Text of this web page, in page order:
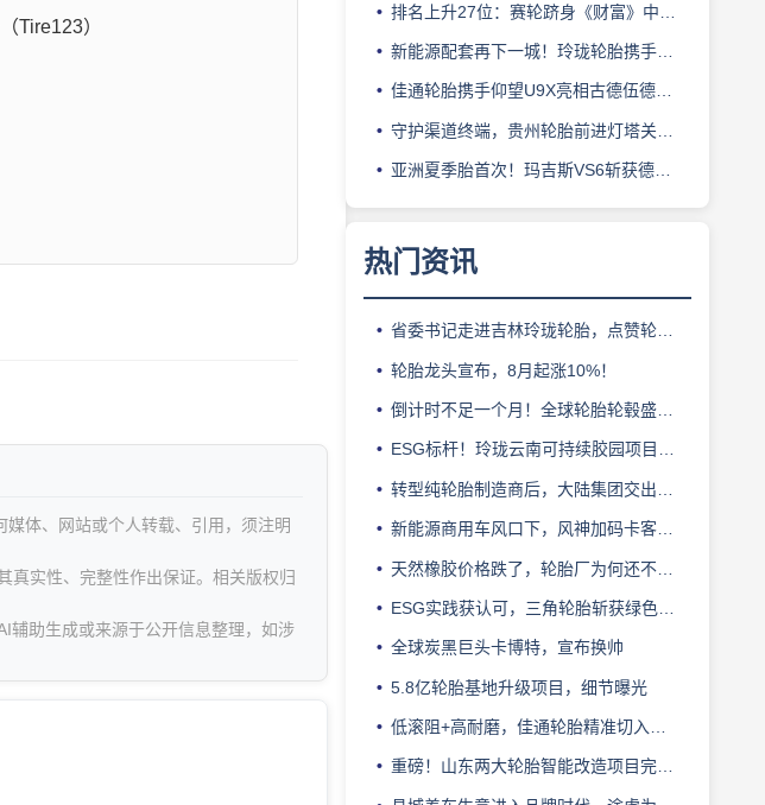
Tire123）
体、网站或个人转载、引用，须注明
真实性、完整性作出保证。相关版权归
辅助生成或来源于公开信息整理，如涉
排名上升27位：赛轮跻身《财富》中国500强背后的增长逻辑
新能源配套再下一城！玲珑轮胎携手小鹏L03全球上市
佳通轮胎携手仰望U9X亮相古德伍德，以轮胎科技挑战性能边界
守护渠道终端，贵州轮胎前进灯塔关爱基金驰援长春受灾门店
亚洲夏季胎首次！玛吉斯VS6斩获德国TÜV SÜD高阶认证
热门资讯
省委书记走进吉林玲珑轮胎，点赞轮胎智造标杆
轮胎龙头宣布，8月起涨10%！
倒计时不足一个月！全球轮胎轮毂盛会即将登陆上海！
ESG标杆！玲珑云南可持续胶园项目获评最佳实践
转型纯轮胎制造商后，大陆集团交出亮眼业绩
新能源商用车风口下，风神加码卡客车胎产能
天然橡胶价格跌了，轮胎厂为何还不敢“松口气”？
ESG实践获认可，三角轮胎斩获绿色发展典范企业奖
全球炭黑巨头卡博特，宣布换帅
5.8亿轮胎基地升级项目，细节曝光
低滚阻+高耐磨，佳通轮胎精准切入新能源轻卡赛道
重磅！山东两大轮胎智能改造项目完成备案